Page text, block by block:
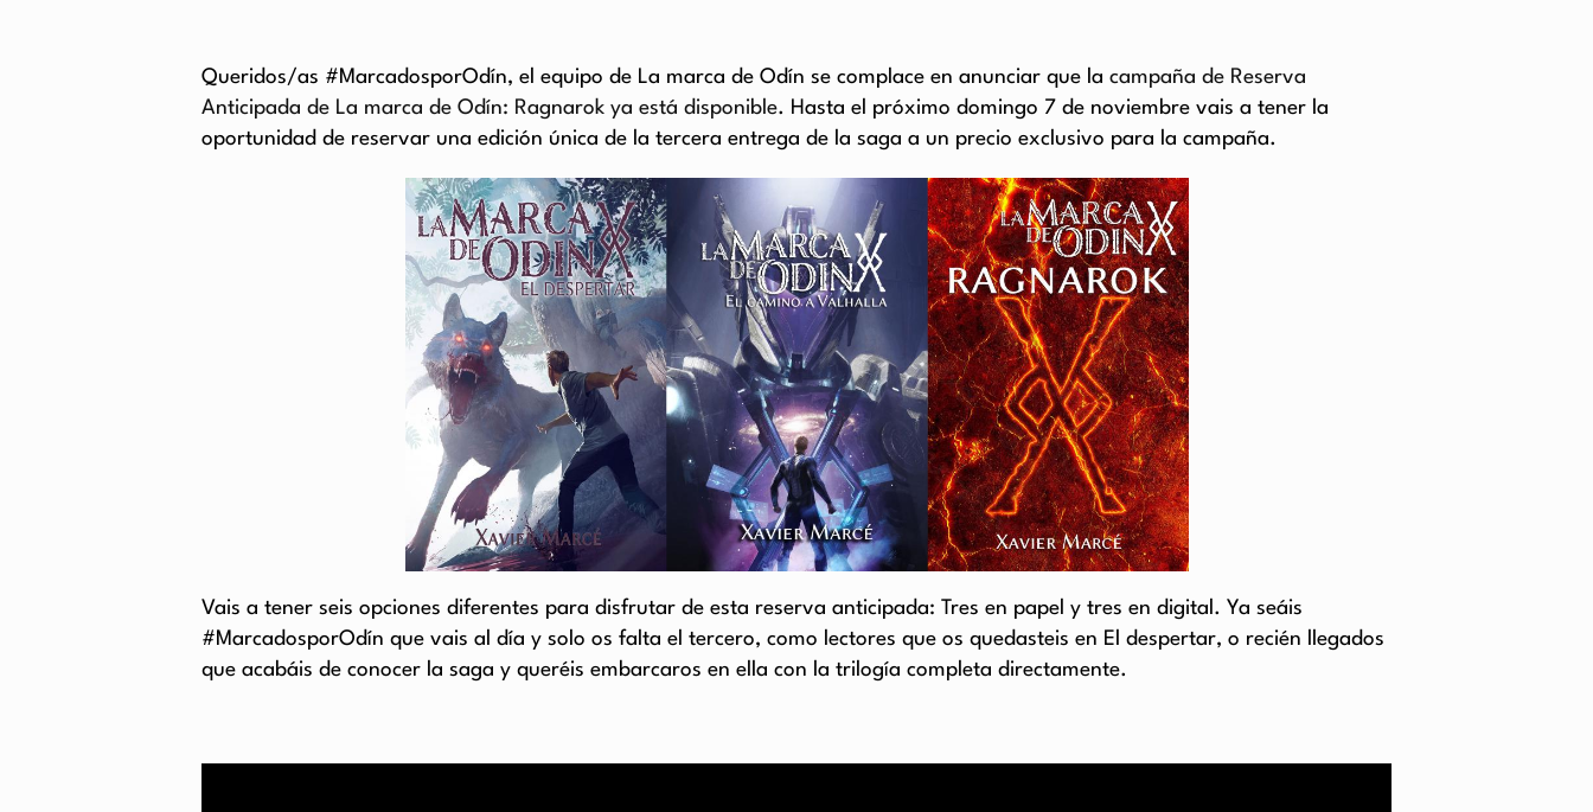
Queridos/as #MarcadosporOdín, el equipo de La marca de Odín se complace en anunciar que la campaña de Reserva
Anticipada de La marca de Odín: Ragnarok ya está disponible. Hasta el próximo domingo 7 de noviembre vais a tener la
oportunidad de reservar una edición única de la tercera entrega de la saga a un precio exclusivo para la campaña.
Vais a tener seis opciones diferentes para disfrutar de esta reserva anticipada: Tres en papel y tres en digital. Ya seáis
#MarcadosporOdín que vais al día y solo os falta el tercero, como lectores que os quedasteis en El despertar, o recién llegados
que acabáis de conocer la saga y queréis embarcaros en ella con la trilogía completa directamente.